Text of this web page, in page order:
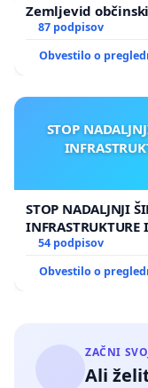
Zemljevid
87 podpisov
Obvestilo o
STOP
STOP NADALJNJI
GRADIŠČAKU
54 podpisov
Obvestilo o
ZAČNI
Ali